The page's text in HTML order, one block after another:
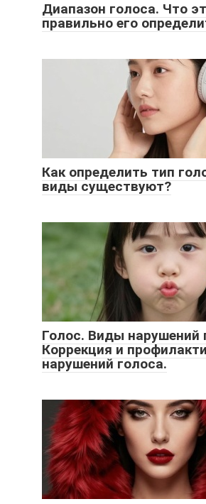
Диапазон голоса. Что
правильно его
Как определить тип
виды существуют?
Голос. Виды нарушений
Коррекция и
нарушений голоса.